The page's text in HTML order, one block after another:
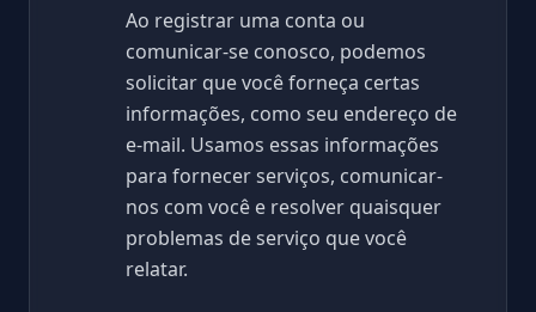
Ao registrar uma conta ou
comunicar-se conosco, podemos
solicitar que você forneça certas
informações, como seu endereço de
e-mail. Usamos essas informações
para fornecer serviços, comunicar-
nos com você e resolver quaisquer
problemas de serviço que você
relatar.